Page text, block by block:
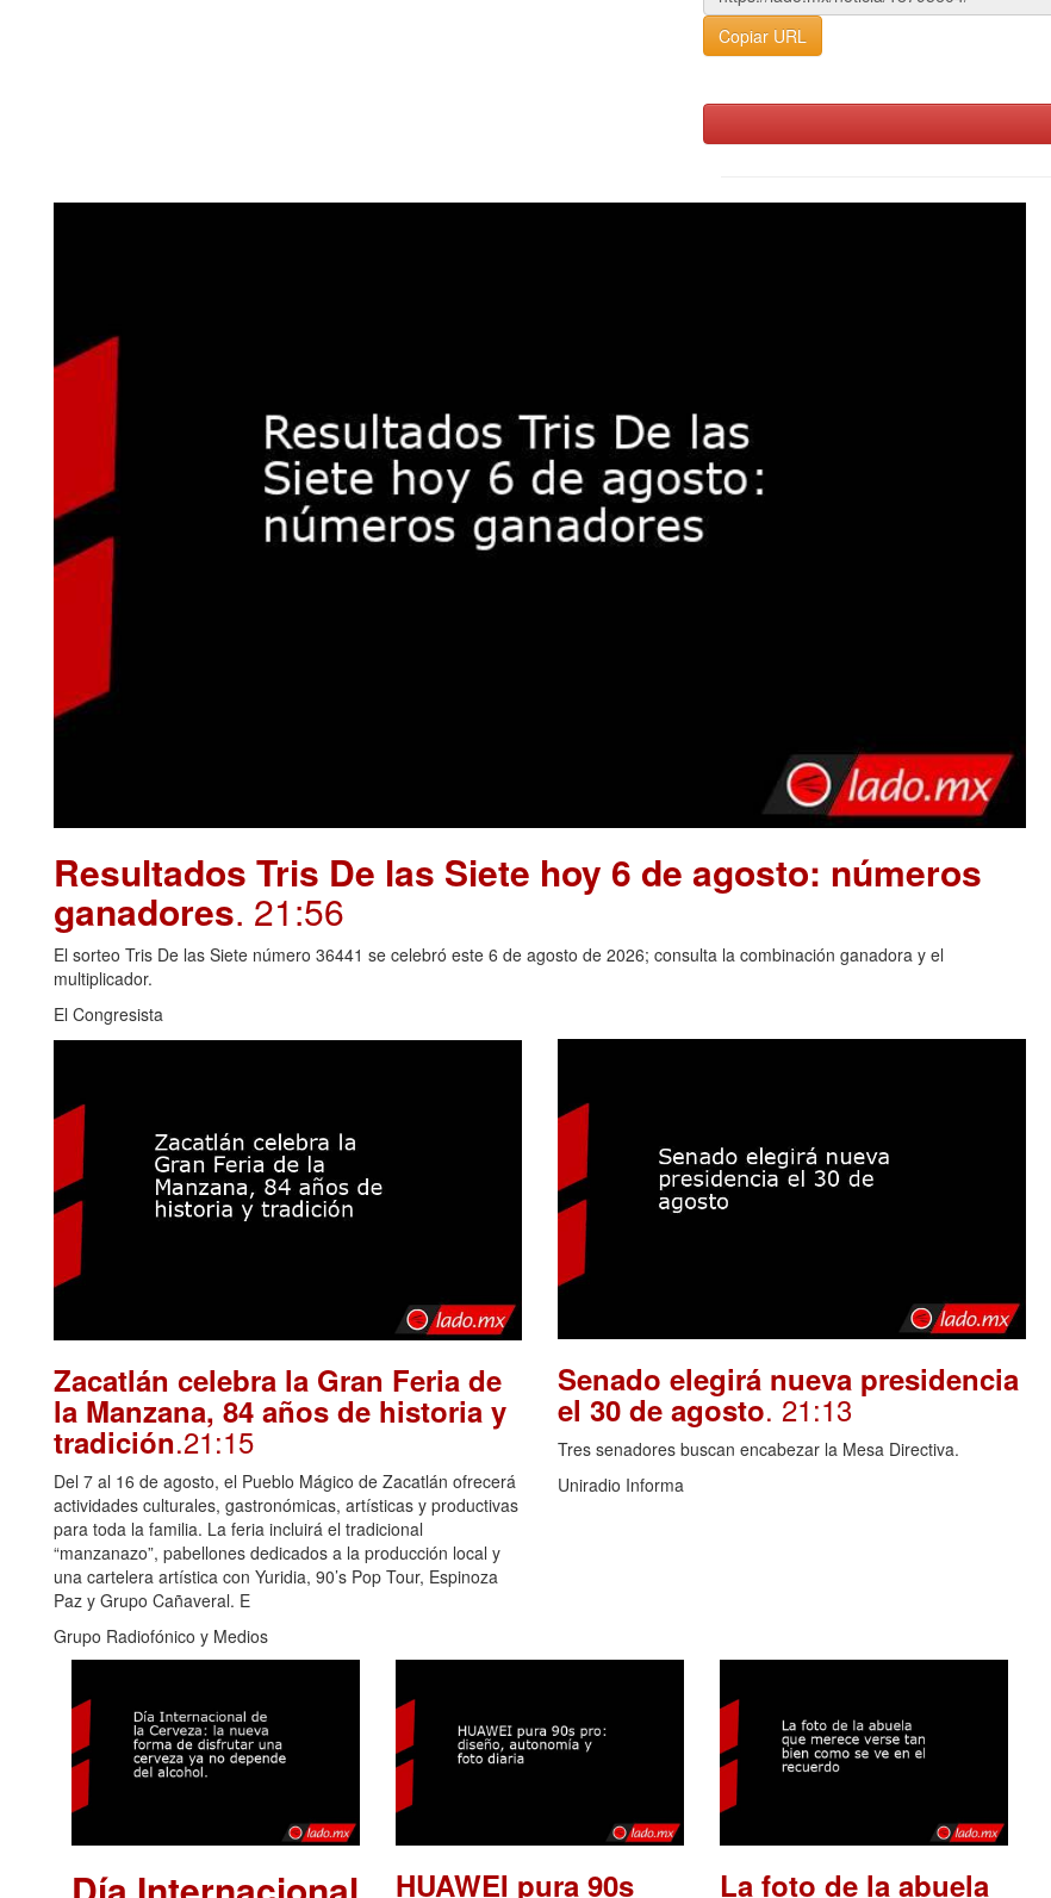
Copiar URL
Resultados Tris De las Siete hoy 6 de agosto: números
ganadores. 21:56
El sorteo Tris De las Siete número 36441 se celebró este 6 de agosto de 2026; consulta la combinación ganadora y el
multiplicador.
El Congresista
Zacatlán celebra la Gran Feria de
la Manzana, 84 años de historia y
tradición.21:15
Del 7 al 16 de agosto, el Pueblo Mágico de Zacatlán ofrecerá
actividades culturales, gastronómicas, artísticas y productivas
para toda la familia. La feria incluirá el tradicional
“manzanazo”, pabellones dedicados a la producción local y
una cartelera artística con Yuridia, 90’s Pop Tour, Espinoza
Paz y Grupo Cañaveral. E
Grupo Radiofónico y Medios
Senado elegirá nueva presidencia
el 30 de agosto. 21:13
Tres senadores buscan encabezar la Mesa Directiva.
Uniradio Informa
HUAWEI pura 90s La foto de la abuela